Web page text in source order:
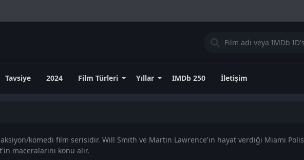
Tavsiye 2024 Film Türleri Yıllar IMDb 250 İletişim
komedi film serisidir. Will Smith ve Martin Lawrence'ın hayat verdiği Miami Polis
maceralarını konu alır.